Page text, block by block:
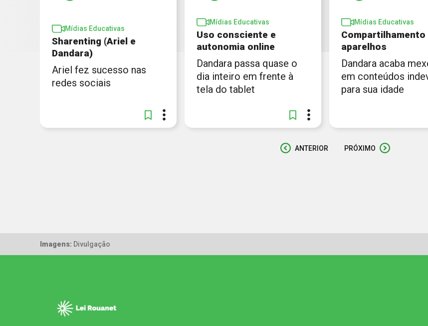
Mídias Educativas
Sharenting (Ariel e
Dandara)
Ariel fez sucesso nas
redes sociais
Mídias Educativas
Uso consciente e
autonomia online
Dandara passa quase o
dia inteiro em frente à
tela do tablet
Mídias Educativas
Compartilhamento
aparelhos
Dandara acaba
em conteúdos
para sua idade
ANTERIOR PRÓXIMO
Imagens: Divulgação